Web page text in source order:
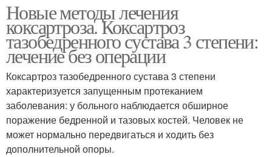
Новые методы лечения
коксартроза. Коксартроз
тазобедренного сустава 3 степени:
лечение без операции
Коксартроз тазобедренного сустава 3 степени
характеризуется запущенным протеканием
заболевания: у больного наблюдается обширное
поражение бедренной и тазовых костей. Человек не
может нормально передвигаться и ходить без
дополнительной опоры.